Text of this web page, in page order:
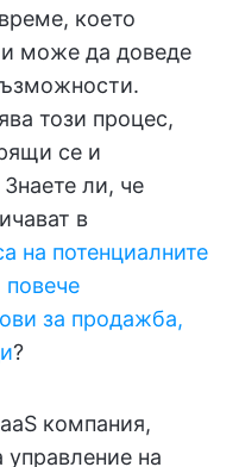
което
и може да доведе
този процес,
се и
ли, че
в
на потенциалните
повече
за продажба,
?
компания,
управление на